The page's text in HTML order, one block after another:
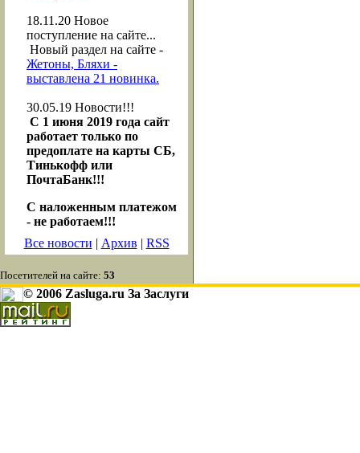
18.11.20 Новое
поступление на сайте...
Новый раздел на сайте -
Жетоны, Бляхи -
выставлена 21 новинка.
30.05.19 Новости!!!
С 1 июня 2019 года сайт
работает только по
предоплате на карты СБ,
Тинькофф или
ПочтаБанк!!!
С наложенным платежом
- не работаем!!!
Все новости | Архив | RSS
Посетителей на сайте: 53
© 2006 Zasluga.ru За Заслуги